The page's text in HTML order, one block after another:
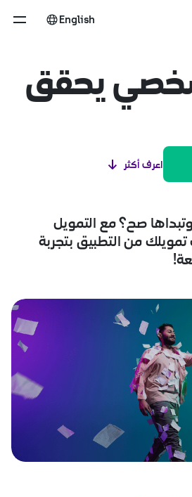
English
يحقق
اعرف أكثر
صح؟ مع التمويل
من التطبيق بتجربة